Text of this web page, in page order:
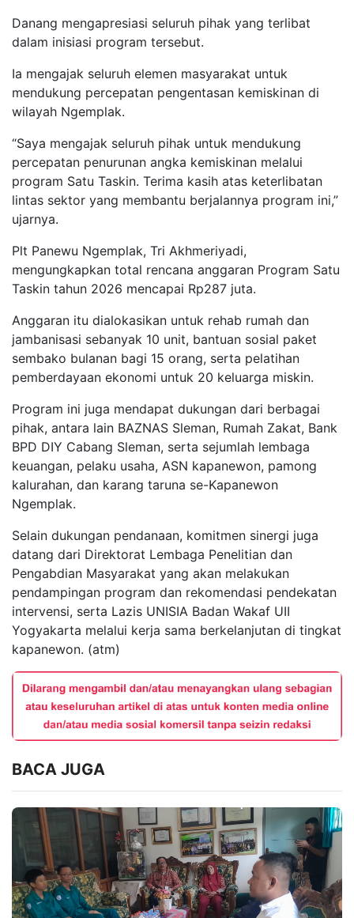
Danang mengapresiasi seluruh pihak yang terlibat
dalam inisiasi program tersebut.
Ia mengajak seluruh elemen masyarakat untuk
mendukung percepatan pengentasan kemiskinan di
wilayah Ngemplak.
“Saya mengajak seluruh pihak untuk mendukung
percepatan penurunan angka kemiskinan melalui
program Satu Taskin. Terima kasih atas keterlibatan
lintas sektor yang membantu berjalannya program ini,”
ujarnya.
Plt Panewu Ngemplak, Tri Akhmeriyadi,
mengungkapkan total rencana anggaran Program Satu
Taskin tahun 2026 mencapai Rp287 juta.
Anggaran itu dialokasikan untuk rehab rumah dan
jambanisasi sebanyak 10 unit, bantuan sosial paket
sembako bulanan bagi 15 orang, serta pelatihan
pemberdayaan ekonomi untuk 20 keluarga miskin.
Program ini juga mendapat dukungan dari berbagai
pihak, antara lain BAZNAS Sleman, Rumah Zakat, Bank
BPD DIY Cabang Sleman, serta sejumlah lembaga
keuangan, pelaku usaha, ASN kapanewon, pamong
kalurahan, dan karang taruna se-Kapanewon
Ngemplak.
Selain dukungan pendanaan, komitmen sinergi juga
datang dari Direktorat Lembaga Penelitian dan
Pengabdian Masyarakat yang akan melakukan
pendampingan program dan rekomendasi pendekatan
intervensi, serta Lazis UNISIA Badan Wakaf UII
Yogyakarta melalui kerja sama berkelanjutan di tingkat
kapanewon. (atm)
BACA JUGA